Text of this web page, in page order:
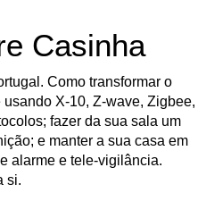
Casinha
Como transformar o
X-10, Z-wave, Zigbee,
fazer da sua sala um
e manter a sua casa em
alarme e tele-vigilância.
si.